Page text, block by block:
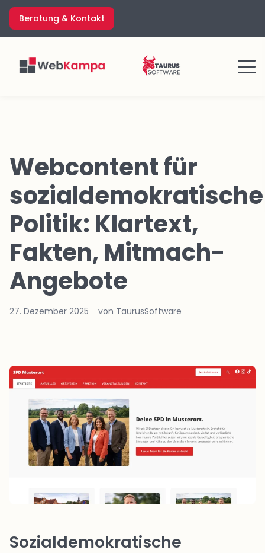
Zum
Inhalt
springen
Beratung & Kontakt
Menü
Webcontent für
sozialdemokratische
Politik: Klartext,
Fakten, Mitmach-
Angebote
27. Dezember 2025 von TaurusSoftware
Sozialdemokratische